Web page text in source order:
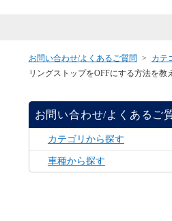
お問い合わせ/よくあるご質問 > カテ
リングストップをOFFにする方法を教
お問い合わせ/よくあるご
カテゴリから探す
車種から探す